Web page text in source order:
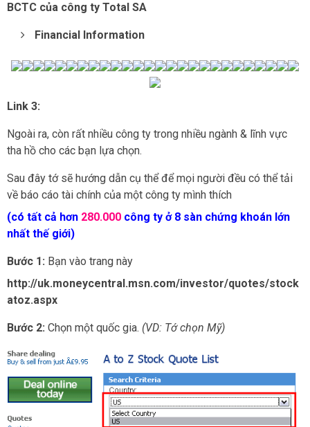
BCTC của công ty Total SA
Financial Information
Link 3:
Ngoài ra, còn rất nhiều công ty trong nhiều ngành & lĩnh vực
tha hồ cho các bạn lựa chọn.
Sau đây tớ sẽ hướng dẫn cụ thể để mọi người đều có thể tải
về báo cáo tài chính của một công ty mình thích
(có tất cả hơn 280.000 công ty ở 8 sàn chứng khoán lớn
nhất thế giới)
Bước 1: Bạn vào trang này
http://uk.moneycentral.msn.com/investor/quotes/stock
atoz.aspx
Bước 2: Chọn một quốc gia. (VD: Tớ chọn Mỹ)